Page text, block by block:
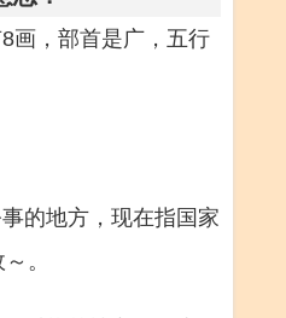
8画，部首是广，五行
的地方，现在指国家
。